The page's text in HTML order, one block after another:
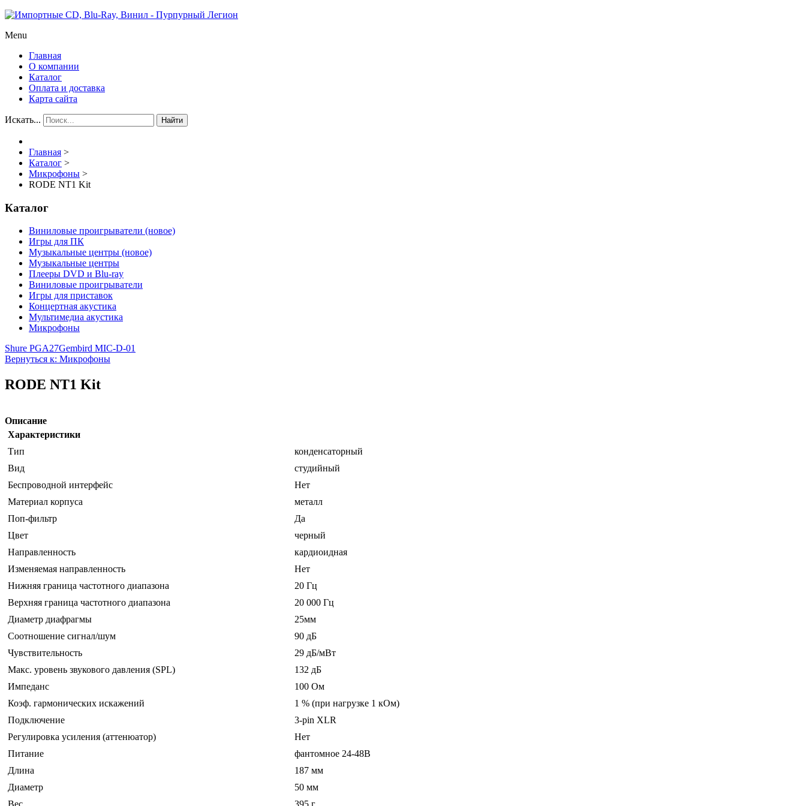
Menu
Главная
О компании
Каталог
Оплата и доставка
Карта сайта
Искать... Найти
Главная >
Каталог >
Микрофоны >
RODE NT1 Kit
Каталог
Виниловые проигрыватели (новое)
Игры для ПК
Музыкальные центры (новое)
Музыкальные центры
Плееры DVD и Blu-ray
Виниловые проигрыватели
Игры для приставок
Концертная акустика
Мультимедиа акустика
Микрофоны
Shure PGA27Gembird MIC-D-01
Вернуться к: Микрофоны
RODE NT1 Kit
Описание
Характеристики
Тип
конденсаторный
Вид
студийный
Беспроводной интерфейс
Нет
Материал корпуса
металл
Поп-фильтр
Да
Цвет
черный
Направленность
кардиоидная
Изменяемая направленность
Нет
Нижняя граница частотного диапазона
20 Гц
Верхняя граница частотного диапазона
20 000 Гц
Диаметр диафрагмы
25мм
Соотношение сигнал/шум
90 дБ
Чувствительность
29 дБ/мВт
Макс. уровень звукового давления (SPL)
132 дБ
Импеданс
100 Ом
Коэф. гармонических искажений
1 % (при нагрузке 1 кОм)
Подключение
3-pin XLR
Регулировка усиления (аттенюатор)
Нет
Питание
фантомное 24-48В
Длина
187 мм
Диаметр
50 мм